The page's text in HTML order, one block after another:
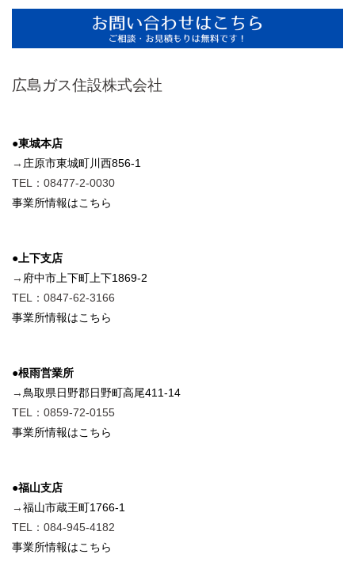
広島ガス住設株式会社
●東城本店
→ 庄原市東城町川西856-1
TEL：08477-2-0030
事業所情報はこちら
●上下支店
→ 府中市上下町上下1869-2
TEL：0847-62-3166
事業所情報はこちら
●根雨営業所
→ 鳥取県日野郡日野町高尾411-14
TEL：0859-72-0155
事業所情報はこちら
●福山支店
→福山市蔵王町1766-1
TEL：084-945-4182
事業所情報はこちら